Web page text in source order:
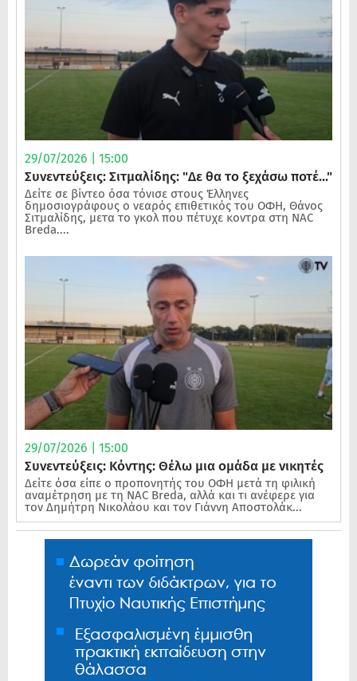
29/07/2026 | 15:00
Συνεντεύξεις: Σιτμαλίδης: "Δε θα το ξεχάσω ποτέ..."
Δείτε σε βίντεο όσα τόνισε στους Έλληνες
δημοσιογράφους ο νεαρός επιθετικός του ΟΦΗ, Θάνος
Σιτμαλίδης, μετα το γκολ που πέτυχε κοντρα στη NAC
Breda....
29/07/2026 | 15:00
Συνεντεύξεις: Κόντης: Θέλω μια ομάδα με νικητές
Δείτε όσα είπε ο προπονητής του ΟΦΗ μετά τη φιλική
αναμέτρηση με τη NAC Breda, αλλά και τι ανέφερε για
τον Δημήτρη Νικολάου και τον Γιάννη Αποστολάκ...